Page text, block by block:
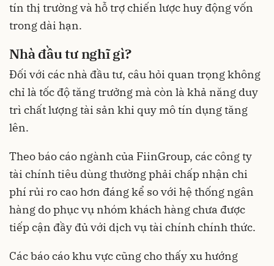
tín thị trường và hỗ trợ chiến lược huy động vốn
trong dài hạn.
Nhà đầu tư nghĩ gì?
Đối với các nhà đầu tư, câu hỏi quan trọng không
chỉ là tốc độ tăng trưởng mà còn là khả năng duy
trì chất lượng tài sản khi quy mô tín dụng tăng
lên.
Theo báo cáo ngành của FiinGroup, các công ty
tài chính tiêu dùng thường phải chấp nhận chi
phí rủi ro cao hơn đáng kể so với hệ thống ngân
hàng do phục vụ nhóm khách hàng chưa được
tiếp cận đầy đủ với dịch vụ tài chính chính thức.
Các báo cáo khu vực cũng cho thấy xu hướng